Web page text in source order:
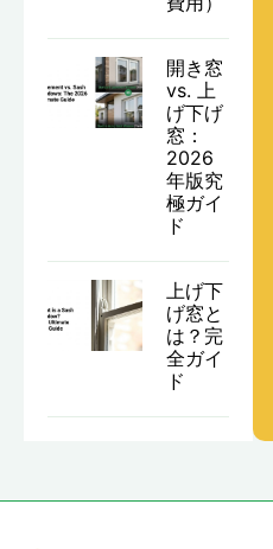
開き窓
vs. 上
げ下げ
窓：
2026
年版究
極ガイ
ド
上げ下
げ窓と
は？完
全ガイ
ド